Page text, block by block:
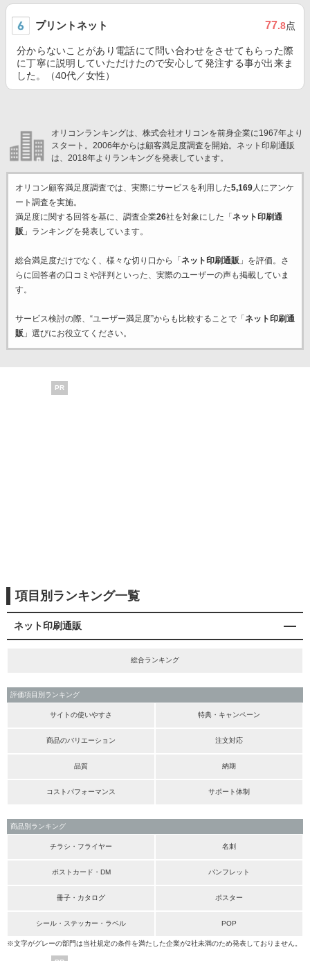
プリントネット 77.8点
分からないことがあり電話にて問い合わせをさせてもらった際
に丁寧に説明していただけたので安心して発注する事が出来ま
した。（40代／女性）
オリコンランキングは、株式会社オリコンを前身企業に1967年より
スタート。2006年からは顧客満足度調査を開始。ネット印刷通販
は、2018年よりランキングを発表しています。
オリコン顧客満足度調査では、実際にサービスを利用した5,169人にアンケ
ート調査を実施。
満足度に関する回答を基に、調査企業26社を対象にした「 ネット印刷通
販 」ランキングを発表しています。
総合満足度だけでなく、様々な切り口から「 ネット印刷通販 」を評価。さ
らに回答者の口コミや評判といった、実際のユーザーの声も掲載していま
す。
サービス検討の際、“ユーザー満足度”からも比較することで「 ネット印刷通
販 」選びにお役立てください。
PR
項目別ランキング一覧
ネット印刷通販
総合ランキング
評価項目別ランキング
サイトの使いやすさ 特典・キャンペーン
商品のバリエーション 注文対応
品質 納期
コストパフォーマンス サポート体制
商品別ランキング
チラシ・フライヤー 名刺
ポストカード・DM パンフレット
冊子・カタログ ポスター
シール・ステッカー・ラベル POP
※文字がグレーの部門は当社規定の条件を満たした企業が2社未満のため発表しておりません。